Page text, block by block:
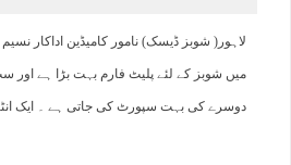
لاہور( شوبز ڈیسک) نامور کامیڈین اداکار
میں شوبز کے لئے پلیٹ فارم بہت بڑا ہے
دوسرے کی بہت سپورٹ کی جاتی ہے ۔ ایک